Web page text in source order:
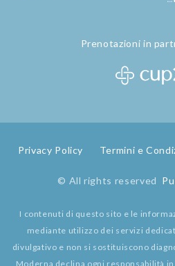
Prenotazioni in
Privacy Policy Termini e
© All rights reserved
I contenuti di questo sito e le
mediante utilizzo dei servizi
divulgativo e non si sostituiscono
Moderna declina ogni responsabilità